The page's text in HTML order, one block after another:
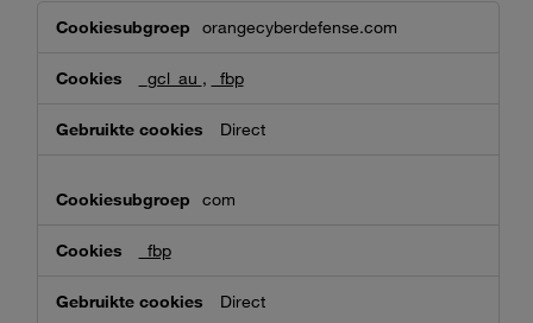
cookies
orangecyberdefense.com
_gcl_au , _fbp
Direct
com
_fbp
Direct